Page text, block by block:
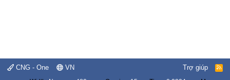
CNG - One VN Trợ giúp
R